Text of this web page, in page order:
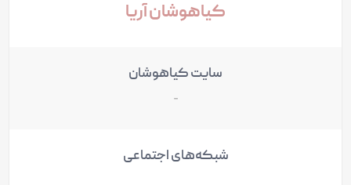
کیاهوشان آریا
سایت کیاهوشان
-
شبکه‌های اجتماعی